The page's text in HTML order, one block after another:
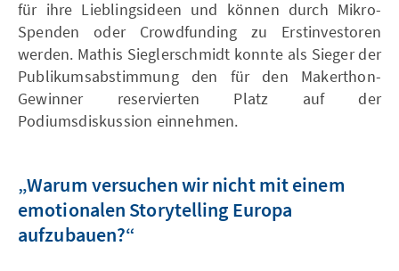
für ihre Lieblingsideen und können durch Mikro-
Spenden oder Crowdfunding zu Erstinvestoren
werden. Mathis Sieglerschmidt konnte als Sieger der
Publikumsabstimmung den für den Makerthon-
Gewinner reservierten Platz auf der
Podiumsdiskussion einnehmen.
„Warum versuchen wir nicht mit einem
emotionalen Storytelling Europa
aufzubauen?“